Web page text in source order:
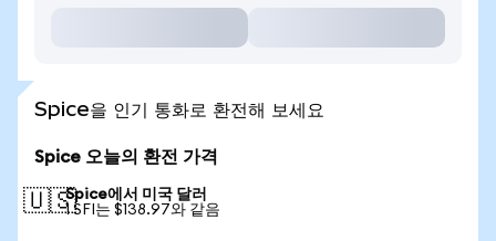
Spice을 인기 통화로 환전해 보세요
Spice 오늘의 환전 가격
🇺🇸Spice에서 미국 달러
1 SFI는 $138.97와 같음